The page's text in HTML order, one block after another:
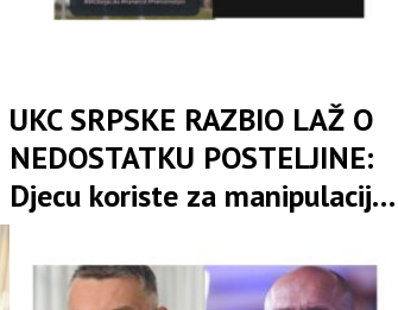
UKC SRPSKE RAZBIO LAŽ O
NEDOSTATKU POSTELJINE:
Djecu koriste za manipulaciju
i jeftino skupljanje političkih
poena